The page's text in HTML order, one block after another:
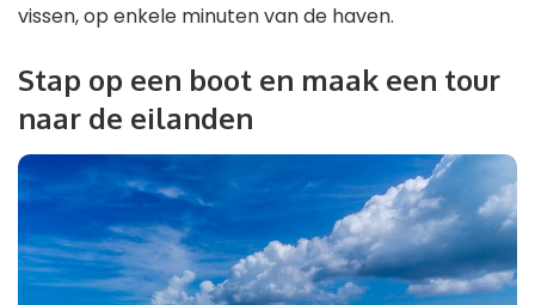
vissen, op enkele minuten van de haven.
Stap op een boot en maak een tour
naar de eilanden